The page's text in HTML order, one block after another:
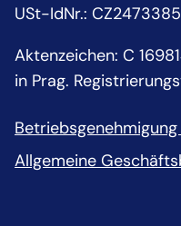
USt-IdNr.:
Aktenzeichen: C
in Prag.
Allgemeine